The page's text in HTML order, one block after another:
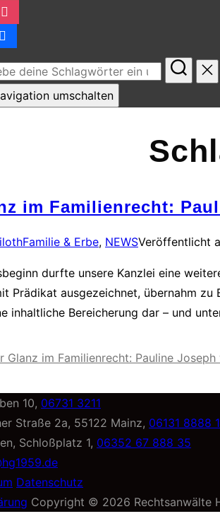
umschalten
im Familienrecht:
Familie & Erbe, NEWSVeröffentlicht
durfte unsere Kanzlei eine
Prädikat ausgezeichnet, übernahm
inhaltliche Bereicherung dar – und
Glanz im Familienrecht: Pauline
10, 06731 3211
Straße 2a, 55122 Mainz, 06131 8888
Schloßplatz 1, 06352 67 888 35
Datenschutz
Copyright © 2026 Rechtsanwälte